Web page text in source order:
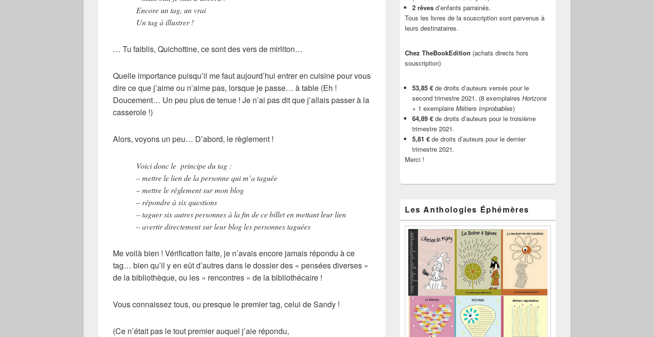
Encore un tag, un vrai
Un tag à illustrer !
… Tu faiblis, Quichottine, ce sont des vers de mirliton…
Quelle importance puisqu’il me faut aujourd’hui entrer en cuisine pour vous
dire ce que j’aime ou n’aime pas, lorsque je passe… à table (Eh !
Doucement… Un peu plus de tenue ! Je n’ai pas dit que j’allais passer à la
casserole !)
Alors, voyons un peu… D’abord, le règlement !
Voici donc le principe du tag :
– mettre le lien de la personne qui m’a taguée
– mettre le réglement sur mon blog
– répondre à six questions
– taguer six autres personnes à la fin de ce billet en mettant leur lien
– avertir directement sur leur blog les personnes taguées
Me voilà bien ! Vérification faite, je n’avais encore jamais répondu à ce
tag… bien qu’il y en eût d’autres dans le dossier des « pensées diverses »
de la bibliothèque, ou les « rencontres » de la bibliothécaire !
Vous connaissez tous, ou presque le premier tag, celui de Sandy !
(Ce n’était pas le tout premier auquel j’aie répondu,
2 rêves d’enfants parrainés.
Tous les livres de la souscription sont parvenus à
leurs destinataires.
Chez TheBookEdition (achats directs hors
souscription)
53,85 € de droits d’auteurs versés pour le
second trimestre 2021. (8 exemplaires Horizons
+ 1 exemplaire Métiers improbables)
64,89 € de droits d’auteurs pour le troisième
trimestre 2021.
5,81 € de droits d’auteurs pour le dernier
trimestre 2021.
Merci !
Les Anthologies Éphémères